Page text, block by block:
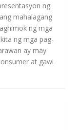
ng
mahalagang
ng mga
ng mga pag-
ay may
at gawi